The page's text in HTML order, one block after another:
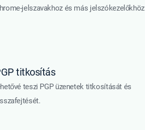
jelszavakhoz és más jelszókezelőkhöz
titkosítás
teszi PGP üzenetek titkosítását és